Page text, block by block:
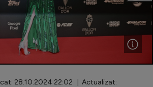
feminin
28.10.2024 22:02 | Actualizat: